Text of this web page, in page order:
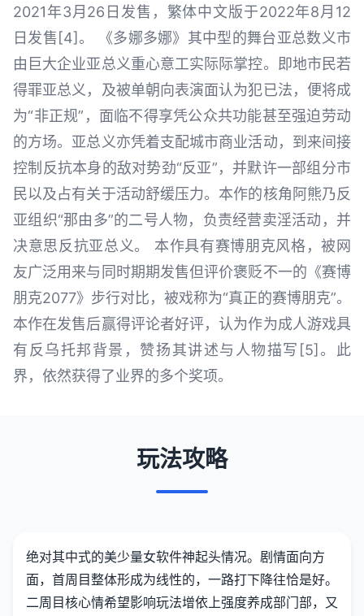
2021年3月26日发售，繁体中文版于2022年8月12
日发售[4]。 《多娜多娜》其中型的舞台亚总数义市
由巨大企业亚总义重心意工实际际掌控。即地市民若
得罪亚总义，及被单朝向表演面认为犯已法，便将成
为“非正规”，面临不得享凭公众共功能甚至强迫劳动
的方场。亚总义亦凭着支配城市商业活动，到来间接
控制反抗本身的敌对势劲“反亚”，并默许一部组分市
民以及占有关于活动舒缓压力。本作的核角阿熊乃反
亚组织“那由多”的二号人物，负责经营卖淫活动，并
决意思反抗亚总义。 本作具有赛博朋克风格，被网
友广泛用来与同时期期发售但评价褒贬不一的《赛博
朋克2077》步行对比，被戏称为“真正的赛博朋克”。
本作在发售后赢得评论者好评，认为作为成人游戏具
有反乌托邦背景，赞扬其讲述与人物描写[5]。此
界，依然获得了业界的多个奖项。
玩法攻略
绝对其中式的美少量女软件神起头情况。剧情面向方
面，首周目整体形成为线性的，一路打下降往恰是好。
二周目核心情希望影响玩法增依上强度养成部门部，又